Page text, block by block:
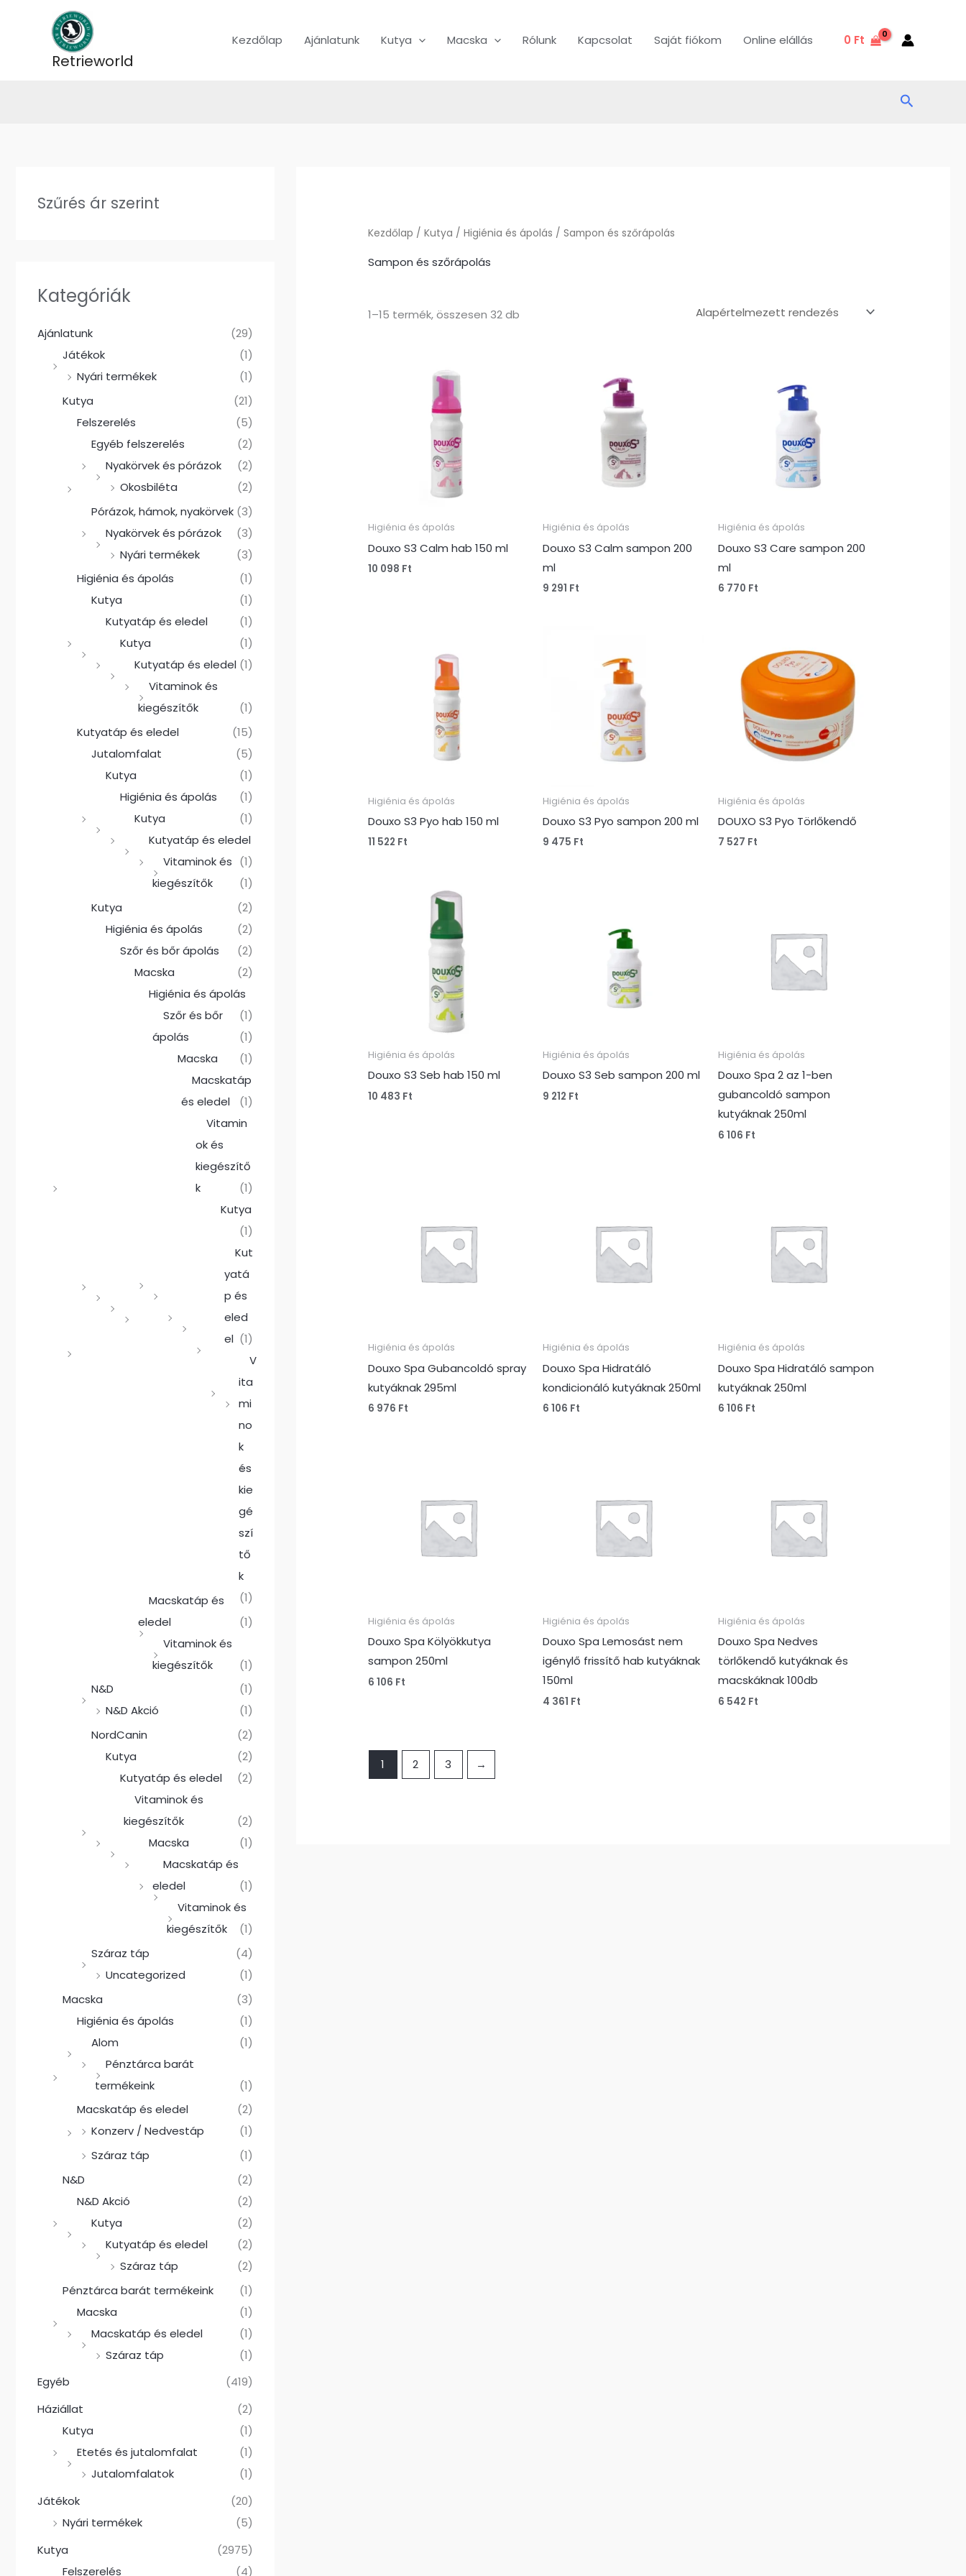
Retrieworld
Kezdőlap Ajánlatunk Kutya Macska Rólunk Kapcsolat Saját fiókom Online elállás 0 Ft
Search
Szűrés ár szerint
Kategóriák
Ajánlatunk
(29)
Játékok
(1)
Nyári termékek
(1)
Kutya
(21)
Felszerelés
(5)
Egyéb felszerelés
(2)
Nyakörvek és pórázok
(2)
Okosbiléta
(2)
Pórázok, hámok, nyakörvek (3)
Nyakörvek és pórázok
(3)
Nyári termékek
(3)
Higiénia és ápolás
(1)
Kutya
(1)
Kutyatáp és eledel
(1)
Kutya
(1)
Kutyatáp és eledel (1)
Vitaminok és
kiegészítők
(1)
Kutyatáp és eledel
(15)
Jutalomfalat
(5)
Kutya
(1)
Higiénia és ápolás
(1)
Kutya
(1)
Kutyatáp és eledel
(1)
Vitaminok és
kiegészítők
(1)
Kutya
(2)
Higiénia és ápolás
(2)
Szőr és bőr ápolás
(2)
Macska
(2)
Higiénia és ápolás
(1)
Szőr és bőr
ápolás
(1)
Macska
(1)
Macskatáp
és eledel
(1)
Vitamin
ok és
kiegészítő
k
(1)
Kutya
(1)
Kut
yatá
p és
eled
el (1)
V
ita
mi
no
k
és
kie
gé
szí
tő
k
(1)
Macskatáp és
eledel
(1)
Vitaminok és
kiegészítők
(1)
N&D
(1)
N&D Akció
(1)
NordCanin
(2)
Kutya
(2)
Kutyatáp és eledel
(2)
Vitaminok és
kiegészítők
(2)
Macska
(1)
Macskatáp és
eledel
(1)
Vitaminok és
kiegészítők
(1)
Száraz táp
(4)
Uncategorized
(1)
Macska
(3)
Higiénia és ápolás
(1)
Alom
(1)
Pénztárca barát
termékeink
(1)
Macskatáp és eledel
(2)
Konzerv / Nedvestáp
(1)
Száraz táp
(1)
N&D
(2)
N&D Akció
(2)
Kutya
(2)
Kutyatáp és eledel
(2)
Száraz táp
(2)
Pénztárca barát termékeink
(1)
Macska
(1)
Macskatáp és eledel
(1)
Száraz táp
(1)
Egyéb
(419)
Háziállat
(2)
Kutya
(1)
Etetés és jutalomfalat
(1)
Jutalomfalatok
(1)
Játékok
(20)
Nyári termékek
(5)
Kutya
(2975)
Felszerelés
(4)
Kezdőlap /Kutya /Higiénia és ápolás / Sampon és szőrápolás
Sampon és szőrápolás
1–15 termék, összesen 32 db
Higiénia és ápolás
Douxo S3 Calm hab 150 ml
10 098 Ft
Higiénia és ápolás
Douxo S3 Calm sampon 200
ml
9 291 Ft
Higiénia és ápolás
Douxo S3 Care sampon 200
ml
6 770 Ft
Higiénia és ápolás
Douxo S3 Pyo hab 150 ml
11 522 Ft
Higiénia és ápolás
Douxo S3 Pyo sampon 200 ml
9 475 Ft
Higiénia és ápolás
DOUXO S3 Pyo Törlőkendő
7 527 Ft
Higiénia és ápolás
Douxo S3 Seb hab 150 ml
10 483 Ft
Higiénia és ápolás
Douxo S3 Seb sampon 200 ml
9 212 Ft
Higiénia és ápolás
Douxo Spa 2 az 1-ben
gubancoldó sampon
kutyáknak 250ml
6 106 Ft
Higiénia és ápolás
Douxo Spa Gubancoldó spray
kutyáknak 295ml
6 976 Ft
Higiénia és ápolás
Douxo Spa Hidratáló
kondicionáló kutyáknak 250ml
6 106 Ft
Higiénia és ápolás
Douxo Spa Hidratáló sampon
kutyáknak 250ml
6 106 Ft
Higiénia és ápolás
Douxo Spa Kölyökkutya
sampon 250ml
6 106 Ft
Higiénia és ápolás
Douxo Spa Lemosást nem
igénylő frissítő hab kutyáknak
150ml
4 361 Ft
Higiénia és ápolás
Douxo Spa Nedves
törlőkendő kutyáknak és
macskáknak 100db
6 542 Ft
1 2 3 →